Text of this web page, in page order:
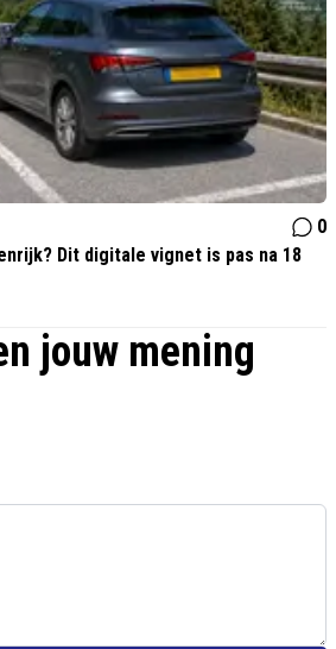
0
Dit digitale vignet is pas na 18
jouw mening